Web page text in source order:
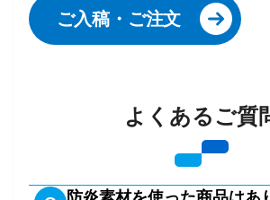
ご入稿・ご注文
よくあるご質